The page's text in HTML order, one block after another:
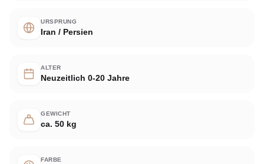
URSPRUNG
Iran / Persien
ALTER
Neuzeitlich 0-20 Jahre
GEWICHT
ca. 50 kg
FARBE